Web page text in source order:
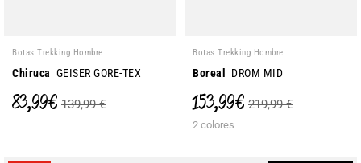
Botas Trekking Hombre
Chiruca GEISER GORE-TEX
83,99 € 139,99 €
Botas Trekking Hombre
Boreal DROM MID
153,99 € 219,99 €
2 colores